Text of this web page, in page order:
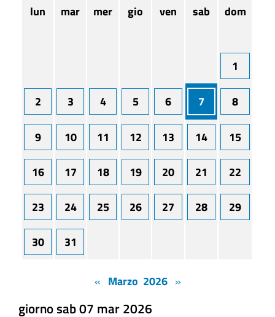
lun mar mer gio ven sab dom
1
2 3 4 5 6 7 8
9 10 11 12 13 14 15
16 17 18 19 20 21 22
23 24 25 26 27 28 29
30 31
« Marzo 2026 »
giorno sab 07 mar 2026